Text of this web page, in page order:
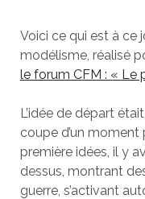
Voici ce qui est à ce
modélisme, réalisé
le forum CFM : « Le
L’idée de départ
coupe d’un moment
première idées, il y
dessus, montrant
guerre, s’activant